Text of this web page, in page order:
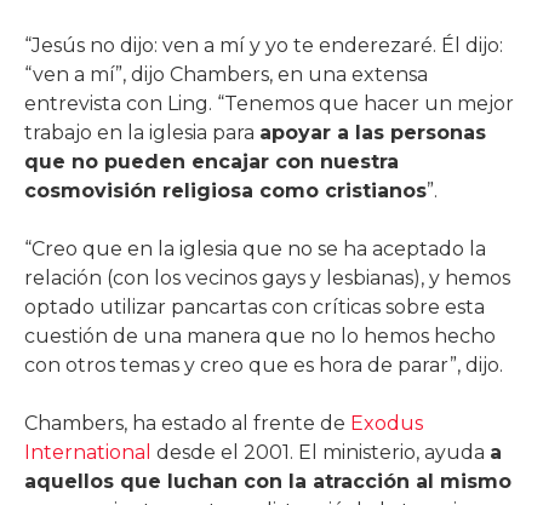
“Jesús no dijo: ven a mí y yo te enderezaré. Él dijo:
“ven a mí”, dijo Chambers, en una extensa
entrevista con Ling. “Tenemos que hacer un mejor
trabajo en la iglesia para apoyar a las personas
que no pueden encajar con nuestra
cosmovisión religiosa como cristianos”.
“Creo que en la iglesia que no se ha aceptado la
relación (con los vecinos gays y lesbianas), y hemos
optado utilizar pancartas con críticas sobre esta
cuestión de una manera que no lo hemos hecho
con otros temas y creo que es hora de parar”, dijo.
Chambers, ha estado al frente de Exodus
International desde el 2001. El ministerio, ayuda a
aquellos que luchan con la atracción al mismo